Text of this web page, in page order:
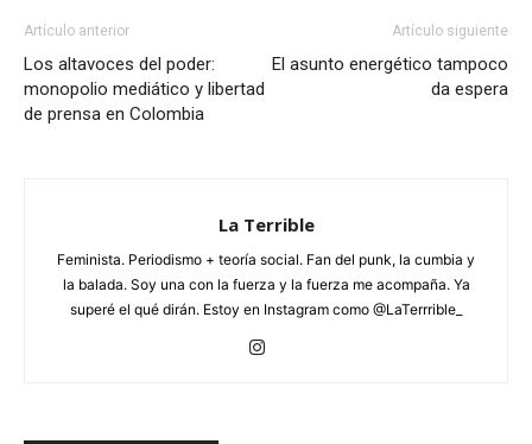
Artículo anterior
Los altavoces del poder:
monopolio mediático y libertad
de prensa en Colombia
Artículo siguiente
El asunto energético tampoco
da espera
La Terrible
Feminista. Periodismo + teoría social. Fan del punk, la cumbia y
la balada. Soy una con la fuerza y la fuerza me acompaña. Ya
superé el qué dirán. Estoy en Instagram como @LaTerrrible_